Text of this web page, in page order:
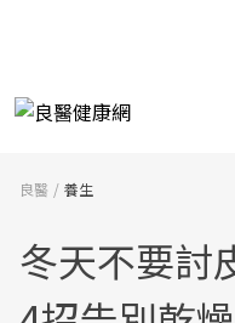
良醫 養生
冬天不要討